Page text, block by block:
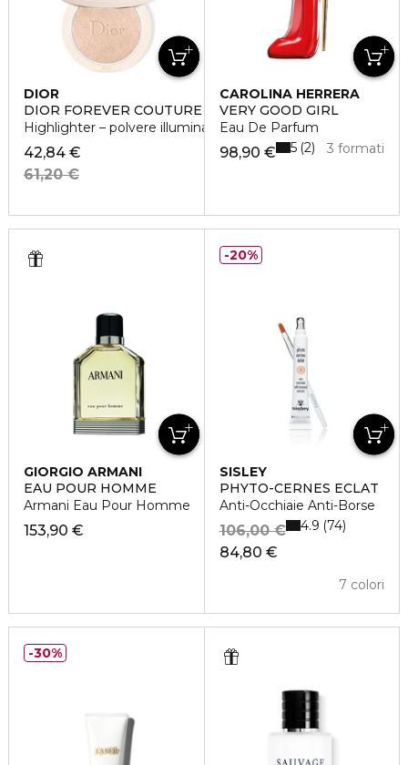
DIOR
DIOR FOREVER COUTURE LUMINIZER
Highlighter – polvere illuminante intensa
42,84 €
61,20 €
CAROLINA HERRERA
VERY GOOD GIRL
Eau De Parfum
98,90 € 3 formati
5 2
GIORGIO ARMANI
EAU POUR HOMME
Armani Eau Pour Homme
153,90 €
SISLEY
PHYTO-CERNES ECLAT
Anti-Occhiaie Anti-Borse
84,80 €
106,00 €
7 colori
4.9 74
20%
30%